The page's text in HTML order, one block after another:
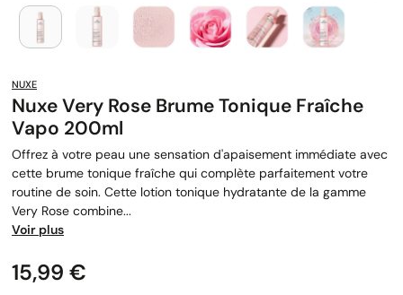
NUXE
Nuxe Very Rose Brume Tonique Fraîche
Vapo 200ml
Offrez à votre peau une sensation d'apaisement immédiate avec
cette brume tonique fraîche qui complète parfaitement votre
routine de soin. Cette lotion tonique hydratante de la gamme
Very Rose combine...
Voir plus
Prix
15,99 €